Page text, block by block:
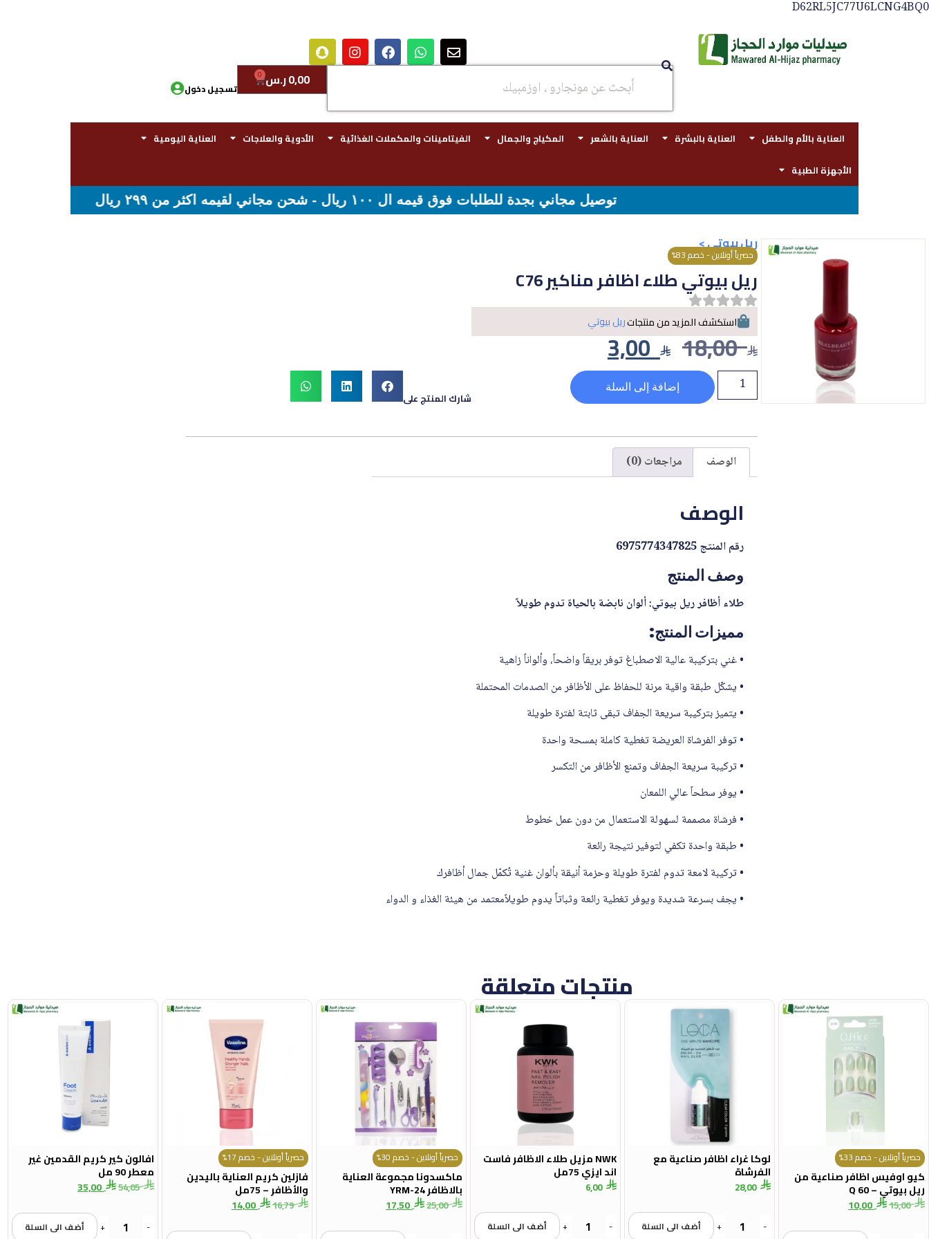
D62RL5JC77U6LCNG4BQ0
0,00ر.س 0
تسجيل دخول
العناية بالأم والطفل العناية بالبشرة العناية بالشعر المكياج والجمال الفيتامينات والمكملات الغذائية الأدوية والعلاجات
العناية اليومية
الأجهزة الطبية
توصيل مجاني بجدة للطلبات فوق قيمه ال ١٠٠ ريال - شحن مجاني لقيمه اكثر من ٢٩٩ ريال
ريل بيوتي>
حصرياً أونلاين - خصم 83%
ريل بيوتي طلاء اظافر مناكير C76
استكشف المزيد من منتجاتريل بيوتي
18,00
3,00
إضافة إلى السلة
شارك المنتج على
الوصف مراجعات (0)
الوصف
رقم المنتج 6975774347825
وصف المنتج
طلاء أظافر ريل بيوتي: ألوان نابضة بالحياة تدوم طويلاً
مميزات المنتج:
• غني بتركيبة عالية الاصطباغ توفر بريقاً واضحاً، وألواناً زاهية
• يشكّل طبقة واقية مرنة للحفاظ على الأظافر من الصدمات المحتملة
• يتميز بتركيبة سريعة الجفاف تبقى ثابتة لفترة طويلة
• توفر الفرشاة العريضة تغطية كاملة بمسحة واحدة
• تركيبة سريعة الجفاف وتمنع الأظافر من التكسر
• يوفر سطحاً عالي اللمعان
• فرشاة مصممة لسهولة الاستعمال من دون عمل خطوط
• طبقة واحدة تكفي لتوفير نتيجة رائعة
• تركيبة لامعة تدوم لفترة طويلة وحزمة أنيقة بألوان غنية تُكمّل جمال أظافرك
• يجف بسرعة شديدة ويوفر تغطية رائعة وثباتاً يدوم طويلاًمعتمد من هيئة الغذاء و الدواء
منتجات متعلقة
حصرياً أونلاين - خصم 33%
كيو اوفيس اظافر صناعية من
ريل بيوتي – Q 60
15,00
10,00
لوكا غراء اظافر صناعية مع
الفرشاة
28,00
-
+ أضف الى السلة
NWK مزيل طلاء الاظافر فاست
اند ايزي 75مل
6,00
-
+ أضف الى السلة
حصرياً أونلاين - خصم 30%
ماكسدونا مجموعة العناية
بالاظافر YRM-24
25,00
17,50
حصرياً أونلاين - خصم 17%
فازلين كريم العناية باليدين
والأظافر – 75مل
16,79
14,00
افالون كير كريم القدمين غير
معطر 90 مل
54,05
35,00
-
+ أضف الى السلة